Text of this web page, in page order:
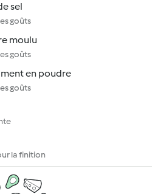
sel
goûts
moulu
goûts
en poudre
goûts
la finition